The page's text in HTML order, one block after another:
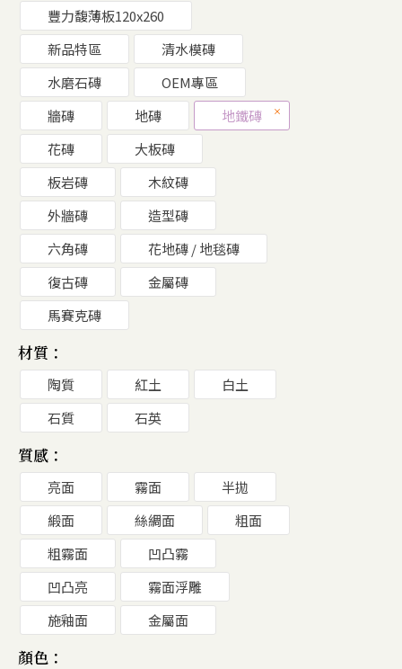
豐力馥薄板120x260
新品特區
清水模磚
水磨石磚
OEM專區
牆磚
地磚
地鐵磚
花磚
大板磚
板岩磚
木紋磚
外牆磚
造型磚
六角磚
花地磚 / 地毯磚
復古磚
金屬磚
馬賽克磚
材質：
陶質 紅土
白土
石質
石英
質感：
亮面 霧面
半拋
緞面
絲綢面
粗面
粗霧面
凹凸霧
凹凸亮
霧面浮雕
施釉面
金屬面
顏色：